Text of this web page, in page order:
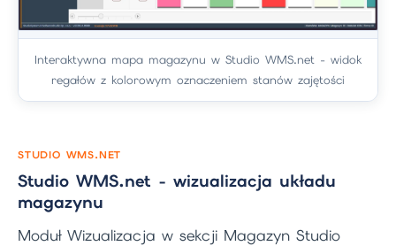
Interaktywna mapa magazynu w Studio WMS.net - widok
regałów z kolorowym oznaczeniem stanów zajętości
STUDIO WMS.NET
Studio WMS.net - wizualizacja układu
magazynu
Moduł Wizualizacja w sekcji Magazyn Studio